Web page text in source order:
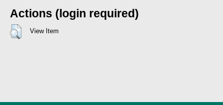
Actions (login required)
View Item